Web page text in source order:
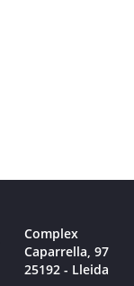
Complex
Caparrella, 97
25192 - Lleida